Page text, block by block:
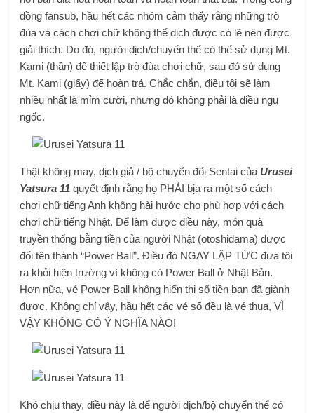
đồng fansub, hầu hết các nhóm cảm thấy rằng những trò
đùa và cách chơi chữ không thể dịch được có lẽ nên được
giải thích. Do đó, người dịch/chuyển thể có thể sử dụng Mt.
Kami (thần) để thiết lập trò đùa chơi chữ, sau đó sử dụng
Mt. Kami (giấy) để hoàn trả. Chắc chắn, điều tôi sẽ làm
nhiều nhất là mỉm cười, nhưng đó không phải là điều ngu
ngốc.
Thật không may, dịch giả / bộ chuyển đổi Sentai của Urusei
Yatsura 11 quyết định rằng họ PHẢI bịa ra một số cách
chơi chữ tiếng Anh không hài hước cho phù hợp với cách
chơi chữ tiếng Nhật. Để làm được điều này, món quà
truyền thống bằng tiền của người Nhật (otoshidama) được
đổi tên thành “Power Ball”. Điều đó NGAY LẬP TỨC đưa tôi
ra khỏi hiện trường vì không có Power Ball ở Nhật Bản.
Hơn nữa, vé Power Ball không hiển thị số tiền bạn đã giành
được. Không chỉ vậy, hầu hết các vé số đều là vé thua, VÌ
VẬY KHÔNG CÓ Ý NGHĨA NÀO!
Khó chịu thay, điều này là để người dịch/bộ chuyển thể có